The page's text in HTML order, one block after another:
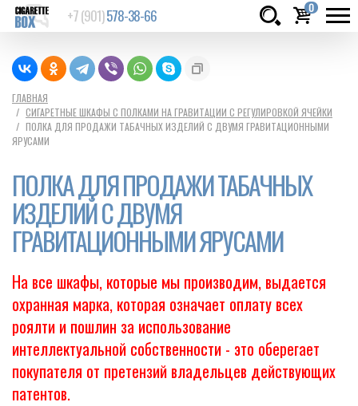
+7 (901)578-38-66 0
руб.
ГЛАВНАЯ
СИГАРЕТНЫЕ ШКАФЫ С ПОЛКАМИ НА ГРАВИТАЦИИ С РЕГУЛИРОВКОЙ ЯЧЕЙКИ
ПОЛКА ДЛЯ ПРОДАЖИ ТАБАЧНЫХ ИЗДЕЛИЙ С ДВУМЯ ГРАВИТАЦИОННЫМИ
ЯРУСАМИ
ПОЛКА ДЛЯ ПРОДАЖИ ТАБАЧНЫХ
ИЗДЕЛИЙ С ДВУМЯ
ГРАВИТАЦИОННЫМИ ЯРУСАМИ
На все шкафы, которые мы производим, выдается
охранная марка, которая означает оплату всех
роялти и пошлин за использование
интеллектуальной собственности - это оберегает
покупателя от претензий владельцев действующих
патентов.